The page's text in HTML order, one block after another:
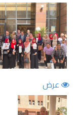
عرض